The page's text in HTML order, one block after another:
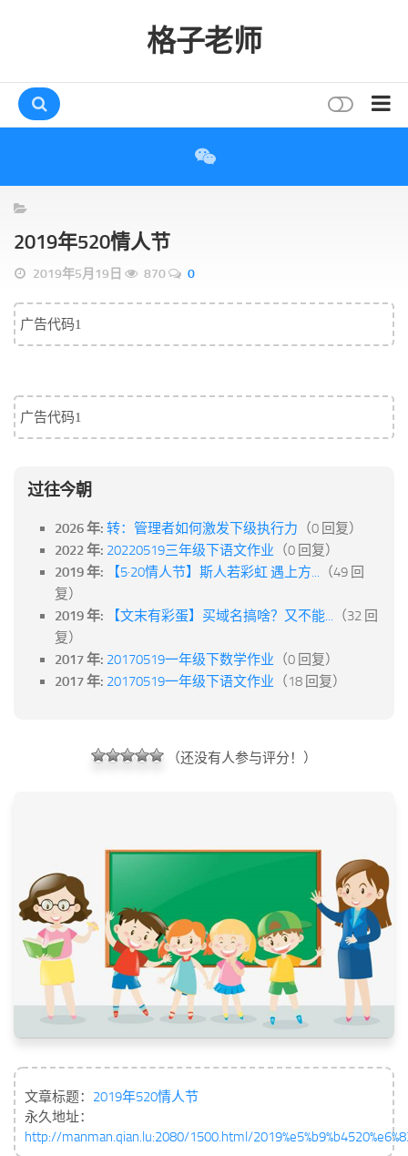
格子老师
互动
评论
打赏
读者
标签
论坛搜索
关于
博客树
精品域名
友情链接
2019年520情人节
2019年5月19日 870 0
广告代码1
广告代码1
过往今朝
2026 年: 转：管理者如何激发下级执行力 （0 回复）
2022 年: 20220519三年级下语文作业 （0 回复）
2019 年:
【5·20情人节】斯人若彩虹 遇上方... （49 回
复）
2019 年:
【文末有彩蛋】买域名搞啥？又不能... （32 回
复）
2017 年: 20170519一年级下数学作业 （0 回复）
2017 年: 20170519一年级下语文作业 （18 回复）
（还没有人参与评分！）
文章标题： 2019年520情人节
永久地址：
http://manman.qian.lu:2080/1500.html/